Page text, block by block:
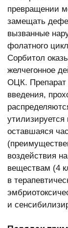
превращении
замещать
вызванные
фолатного
Сорбитол
желчегонное
ОЦК. Препарат
введения,
оставшаяся
воздействия
веществам (4
в
и